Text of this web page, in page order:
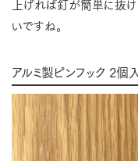
上げれば釘が簡単に抜け
いですね。
アルミ製ピンフック 2個